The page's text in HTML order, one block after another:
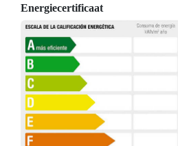
Energiecertificaat